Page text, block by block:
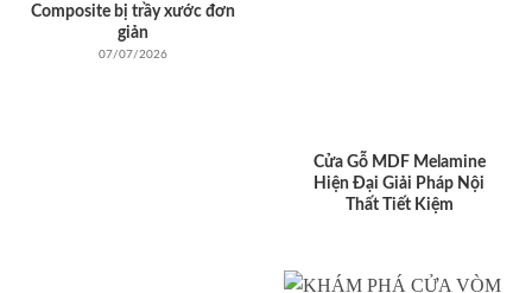
Composite bị trầy xước đơn
giản
07/07/2026
Cửa Gỗ MDF Melamine
Hiện Đại Giải Pháp Nội
Thất Tiết Kiệm